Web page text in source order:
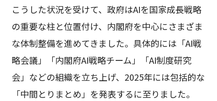
こうした状況を受けて、政府はAIを国家成長戦略
の重要な柱と位置付け、内閣府を中心にさまざま
な体制整備を進めてきました。具体的には「AI戦
略会議」「内閣府AI戦略チーム」「AI制度研究
会」などの組織を立ち上げ、2025年には包括的な
「中間とりまとめ」を発表するに至りました。